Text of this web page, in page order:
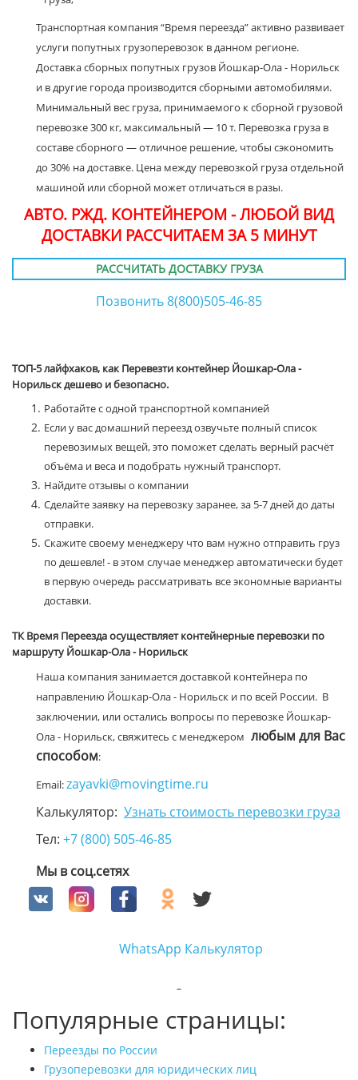
Транспортная компания “Время переезда” активно развивает
услуги попутных грузоперевозок в данном регионе.
Доставка сборных попутных грузов Йошкар-Ола - Норильск
и в другие города производится сборными автомобилями.
Минимальный вес груза, принимаемого к сборной грузовой
перевозке 300 кг, максимальный — 10 т. Перевозка груза в
составе сборного — отличное решение, чтобы сэкономить
до 30% на доставке. Цена между перевозкой груза отдельной
машиной или сборной может отличаться в разы.
АВТО. РЖД. КОНТЕЙНЕРОМ - ЛЮБОЙ ВИД
ДОСТАВКИ РАССЧИТАЕМ ЗА 5 МИНУТ
РАССЧИТАТЬ ДОСТАВКУ ГРУЗА
Позвонить 8(800)505-46-85
ТОП-5 лайфхаков, как Перевезти контейнер Йошкар-Ола -
Норильск дешево и безопасно.
Работайте с одной транспортной компанией
Если у вас домашний переезд озвучьте полный список
перевозимых вещей, это поможет сделать верный расчёт
объёма и веса и подобрать нужный транспорт.
Найдите отзывы о компании
Сделайте заявку на перевозку заранее, за 5-7 дней до даты
отправки.
Скажите своему менеджеру что вам нужно отправить груз
по дешевле! - в этом случае менеджер автоматически будет
в первую очередь рассматривать все экономные варианты
доставки.
ТК Время Переезда осуществляет контейнерные перевозки по
маршруту Йошкар-Ола - Норильск
Наша компания занимается доставкой контейнера по
направлению Йошкар-Ола - Норильск и по всей России. В
заключении, или остались вопросы по перевозке Йошкар-
Ола - Норильск, свяжитесь с менеджером любым для Вас
способом:
Email:zayavki@movingtime.ru
Калькулятор: Узнать стоимость перевозки груза
Тел: +7 (800) 505-46-85
Мы в соц.сетях
WhatsApp Калькулятор
Популярные страницы:
Переезды по России
Грузоперевозки для юридических лиц